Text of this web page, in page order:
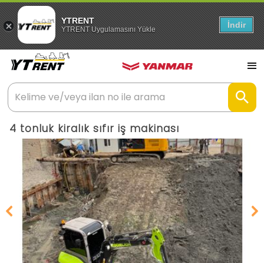
YTRENT
YTRENT Uygulamasını Yükle İndir
4 tonluk kiralık sıfır iş makinası